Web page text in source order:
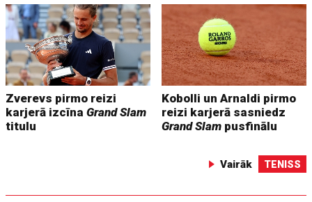
Zverevs pirmo reizi
karjerā izcīnaGrand Slam
titulu
Kobolli un Arnaldi pirmo
reizi karjerā sasniedz
Grand Slam pusfinālu
Vairāk TENISS